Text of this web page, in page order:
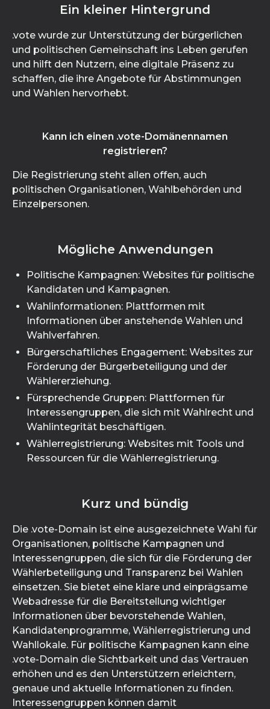
Ein kleiner Hintergrund
.vote wurde zur Unterstützung der bürgerlichen
und politischen Gemeinschaft ins Leben gerufen
und hilft den Nutzern, eine digitale Präsenz zu
schaffen, die ihre Angebote für Abstimmungen
und Wahlen hervorhebt.
Kann ich einen .vote-Domänennamen
registrieren?
Die Registrierung steht allen offen, auch
politischen Organisationen, Wahlbehörden und
Einzelpersonen.
Mögliche Anwendungen
Politische Kampagnen: Websites für politische
Kandidaten und Kampagnen.
Wahlinformationen: Plattformen mit
Informationen über anstehende Wahlen und
Wahlverfahren.
Bürgerschaftliches Engagement: Websites zur
Förderung der Bürgerbeteiligung und der
Wählererziehung.
Fürsprechende Gruppen: Plattformen für
Interessengruppen, die sich mit Wahlrecht und
Wahlintegrität beschäftigen.
Wählerregistrierung: Websites mit Tools und
Ressourcen für die Wählerregistrierung.
Kurz und bündig
Die .vote-Domain ist eine ausgezeichnete Wahl für
Organisationen, politische Kampagnen und
Interessengruppen, die sich für die Förderung der
Wählerbeteiligung und Transparenz bei Wahlen
einsetzen. Sie bietet eine klare und einprägsame
Webadresse für die Bereitstellung wichtiger
Informationen über bevorstehende Wahlen,
Kandidatenprogramme, Wählerregistrierung und
Wahllokale. Für politische Kampagnen kann eine
.vote-Domain die Sichtbarkeit und das Vertrauen
erhöhen und es den Unterstützern erleichtern,
genaue und aktuelle Informationen zu finden.
Interessengruppen können damit